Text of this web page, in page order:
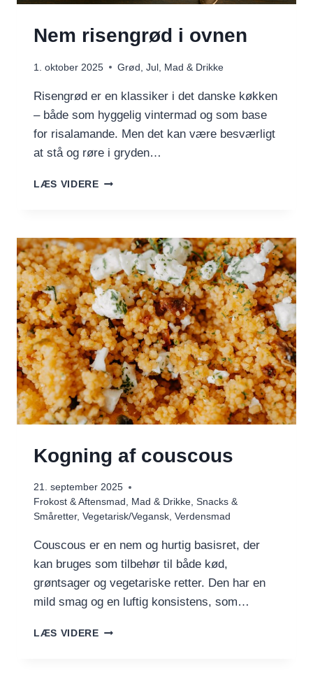
Nem risengrød i ovnen
1. oktober 2025 Grød Jul Mad & Drikke
Risengrød er en klassiker i det danske køkken
– både som hyggelig vintermad og som base
for risalamande. Men det kan være besværligt
at stå og røre i gryden…
LÆS VIDERENEM
Kogning af couscous
21. september 2025
Frokost & Aftensmad , Mad & Drikke, Snacks &
Småretter, Vegetarisk/Vegansk, Verdensmad
Couscous er en nem og hurtig basisret, der
kan bruges som tilbehør til både kød,
grøntsager og vegetariske retter. Den har en
mild smag og en luftig konsistens, som…
LÆS VIDEREKOGNING